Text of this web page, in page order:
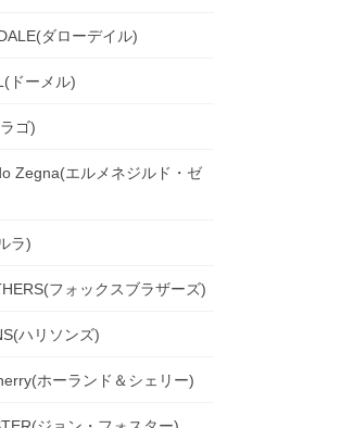
ダローデイル)
ドーメル)
ゴ)
Zegna(エルメネジルド・ゼ
ラ)
フォックスブラザーズ)
ハリソンズ)
ホーランド＆シェリー)